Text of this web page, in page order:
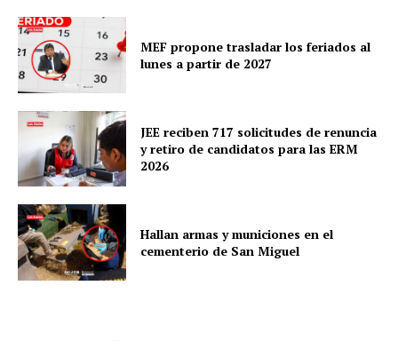
MEF propone trasladar los feriados al
lunes a partir de 2027
JEE reciben 717 solicitudes de renuncia
y retiro de candidatos para las ERM
2026
Hallan armas y municiones en el
cementerio de San Miguel